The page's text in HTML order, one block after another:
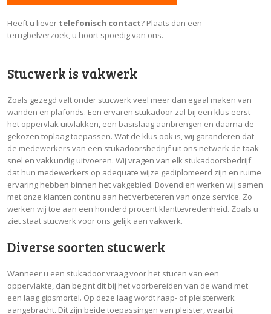
Heeft u liever telefonisch contact? Plaats dan een
terugbelverzoek, u hoort spoedig van ons.
Stucwerk is vakwerk
Zoals gezegd valt onder stucwerk veel meer dan egaal maken van
wanden en plafonds. Een ervaren stukadoor zal bij een klus eerst
het oppervlak uitvlakken, een basislaag aanbrengen en daarna de
gekozen toplaag toepassen. Wat de klus ook is, wij garanderen dat
de medewerkers van een stukadoorsbedrijf uit ons netwerk de taak
snel en vakkundig uitvoeren. Wij vragen van elk stukadoorsbedrijf
dat hun medewerkers op adequate wijze gediplomeerd zijn en ruime
ervaring hebben binnen het vakgebied. Bovendien werken wij samen
met onze klanten continu aan het verbeteren van onze service. Zo
werken wij toe aan een honderd procent klanttevredenheid. Zoals u
ziet staat stucwerk voor ons gelijk aan vakwerk.
Diverse soorten stucwerk
Wanneer u een stukadoor vraag voor het stucen van een
oppervlakte, dan begint dit bij het voorbereiden van de wand met
een laag gipsmortel. Op deze laag wordt raap- of pleisterwerk
aangebracht. Dit zijn beide toepassingen van pleister, waarbij